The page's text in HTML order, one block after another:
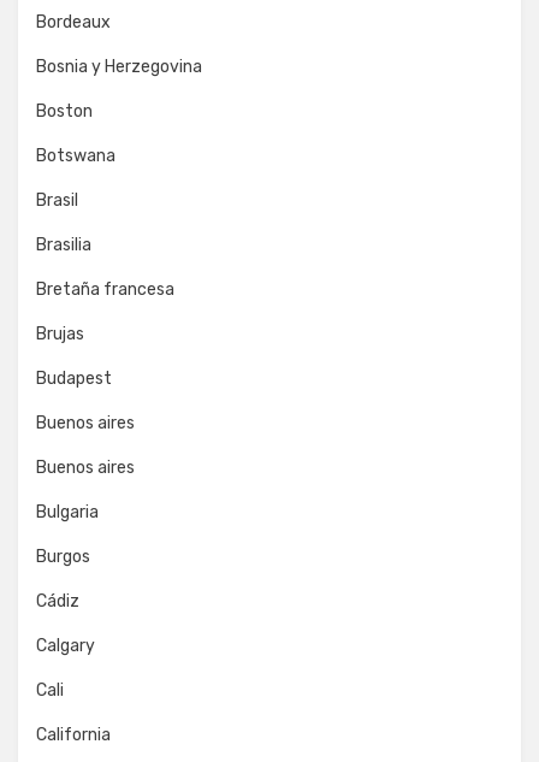
Bordeaux
Bosnia y Herzegovina
Boston
Botswana
Brasil
Brasilia
Bretaña francesa
Brujas
Budapest
Buenos aires
Buenos aires
Bulgaria
Burgos
Cádiz
Calgary
Cali
California